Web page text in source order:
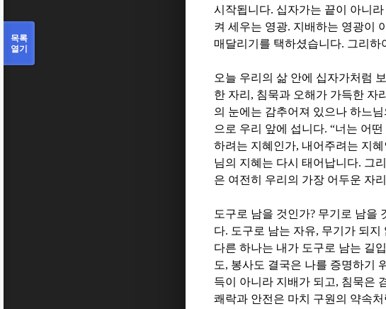
시작됩니다. 십자가는 끝이 아니
켜 세우는 영광. 지배하는 영광이
매달리기를 택하셨습니다. 그리하
오늘 우리의 삶 안에 십자가처럼
한 자리 , 침묵과 오해가 가득한 자
의 눈에는 감추어져 있으나 하느
으로 우리 앞에 섭니다. “너는 어
하려는 지혜인가, 내어주려는 지
님의 지혜는 다시 태어납니다. 그
은 여전히 우리의 가장 어두운 자
도구로 남을 것인가? 무기로 남을
다. 도구로 남는 자유, 무기가 되지
다른 하나는 내가 도구로 남는 길
도, 봉사도 결국은 나를 증명하기
득이 아니라 지배가 되고, 침묵은
쾌락과 안전은 마치 구원의 약속
목록
열기